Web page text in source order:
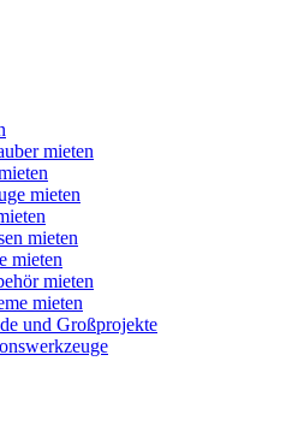
mieten
mieten
mieten
mieten
mieten
mieten
und Großprojekte